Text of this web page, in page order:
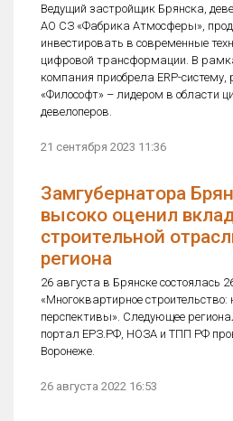
Ведущий застройщик Брянска,
АО СЗ «Фабрика Атмосферы»,
инвестировать в современные
цифровой трансформации. В
компания приобрела ERP-
«Философт» – лидером в области
девелоперов.
21 сентября 2023 11:36
Замгубернатора
высоко оценил
строительной
региона
26 августа в Брянске состоялась
«Многоквартирное
перспективы». Следующее
портал ЕРЗ.РФ, НОЗА и ТПП РФ
Воронеже.
26 августа 2022 16:53